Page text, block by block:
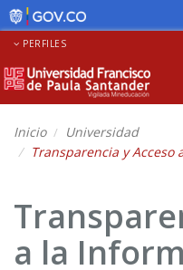
PERFILES
Inicio
Universidad
Transparencia y
a la